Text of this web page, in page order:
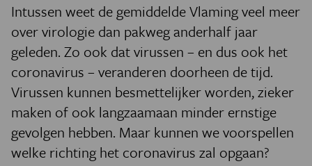
Intussen weet de gemiddelde Vlaming veel meer
over virologie dan pakweg anderhalf jaar
geleden. Zo ook dat virussen – en dus ook het
coronavirus – veranderen doorheen de tijd.
Virussen kunnen besmettelijker worden, zieker
maken of ook langzaamaan minder ernstige
gevolgen hebben. Maar kunnen we voorspellen
welke richting het coronavirus zal opgaan?